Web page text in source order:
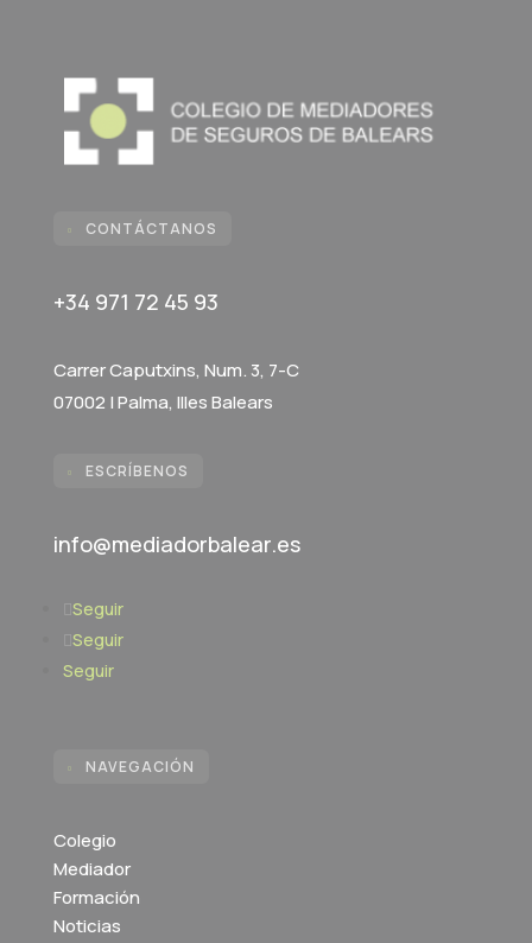
CONTÁCTANOS
+34 971 72 45 93
Carrer Caputxins, Num. 3, 7-C
07002 | Palma, Illes Balears
ESCRÍBENOS
info@mediadorbalear.es
Seguir
Seguir
Seguir
NAVEGACIÓN
Colegio
Mediador
Formación
Noticias